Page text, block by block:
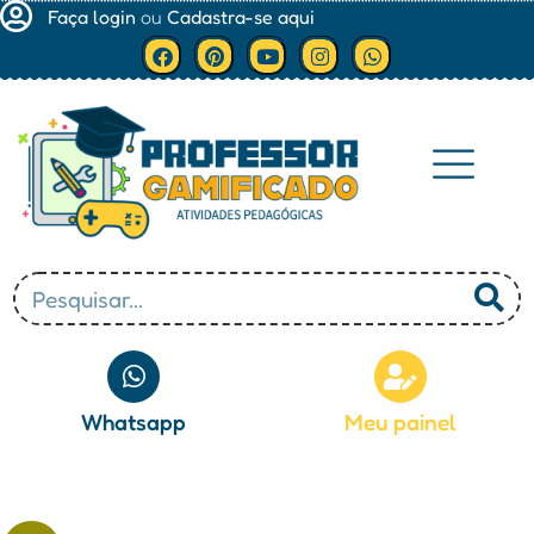
Faça login ou Cadastra-se aqui
Whatsapp Meu painel